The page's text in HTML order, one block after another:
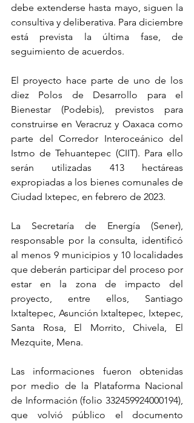
debe extenderse hasta mayo, siguen la
consultiva y deliberativa. Para diciembre
está prevista la última fase, de
seguimiento de acuerdos.
El proyecto hace parte de uno de los
diez Polos de Desarrollo para el
Bienestar (Podebis), previstos para
construirse en Veracruz y Oaxaca como
parte del Corredor Interoceánico del
Istmo de Tehuantepec (CIIT). Para ello
serán utilizadas 413 hectáreas
expropiadas a los bienes comunales de
Ciudad Ixtepec, en febrero de 2023.
La Secretaría de Energía (Sener),
responsable por la consulta, identificó
al menos 9 municipios y 10 localidades
que deberán participar del proceso por
estar en la zona de impacto del
proyecto, entre ellos, Santiago
Ixtaltepec, Asunción Ixtaltepec, Ixtepec,
Santa Rosa, El Morrito, Chivela, El
Mezquite, Mena.
Las informaciones fueron obtenidas
por medio de la Plataforma Nacional
de Información (folio 332459924000194),
que volvió público el documento